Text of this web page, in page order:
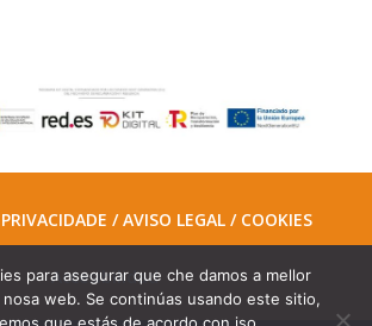
/ AVISO LEGAL / COOKIES
Accesibilidad
para asegurar que che damos a mellor
web. Se continúas usando este sitio,